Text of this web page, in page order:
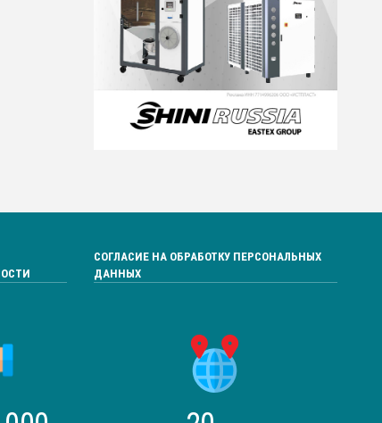
СОГЛАСИЕ НА ОБРАБОТКУ ПЕРСОНАЛЬНЫХ
ДАННЫХ